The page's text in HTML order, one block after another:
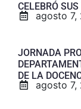
CELEBRÓ
agosto 7,
JORNADA
DE LA
agosto 7,